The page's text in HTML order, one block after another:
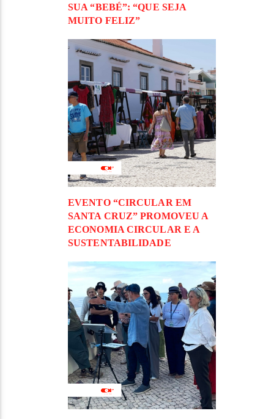
SUA “BEBÉ”: “QUE SEJA
MUITO FELIZ”
EVENTO “CIRCULAR EM
SANTA CRUZ” PROMOVEU A
ECONOMIA CIRCULAR E A
SUSTENTABILIDADE